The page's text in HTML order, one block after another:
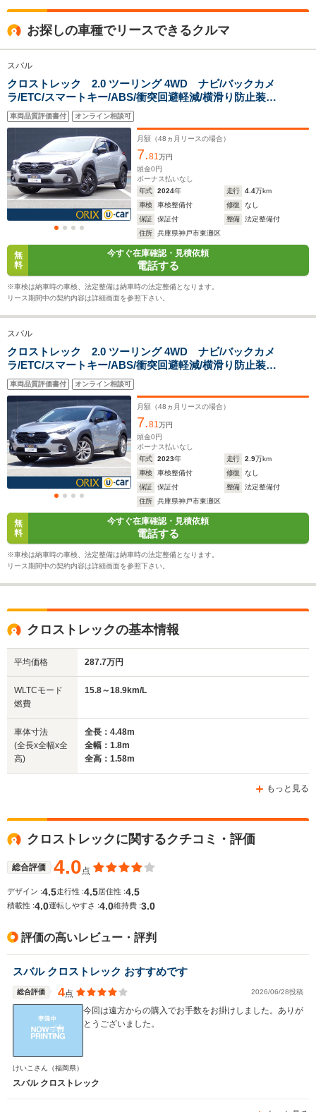
サイズ
WLTCモード
燃費
駆動方式
全高
1.55m～1.57m
全幅
1.82m
4.74m～4.77m
ホイールベース
-m
13.6～19.0km/L
└市街地:10.0～
└郊外:14.5～
└高速道路:15.3～
19.7km/L
4WD
全高
1.55m～1.58m
全幅
1.8m
13.3～15.0km/L
└市街地:9.6～
└郊外:13.9～
4WD
13.6～
お探しの車種でリースできるクルマ
スバル
クロストレック 2.0 ツーリング 4WD ナビ/バックカメ
ラ/ETC/スマートキー/ABS/衝突回避軽減/横滑り防止装
置/PS/PW
車両品質評価書付 オンライン相談可
月額（48 ヵ月リースの場合）
7.81万円
頭金0円
ボーナス払いなし
年式
2024年 走行 4.4万km
車検
車検整備付 修復
なし
保証
保証付 整備
法定整備付
住所
兵庫県神戸市東灘区
無
料
今すぐ在庫確認・見積依頼
電話する
※車検は納車時の車検、法定整備は納車時の法定整備となります。
リース期間中の契約内容は詳細画面を参照下さい。
スバル
クロストレック 2.0 ツーリング 4WD ナビ/バックカメ
ラ/ETC/スマートキー/ABS/衝突回避軽減/横滑り防止装
置/PS/PW
車両品質評価書付 オンライン相談可
月額（48 ヵ月リースの場合）
7.81万円
頭金0円
ボーナス払いなし
年式
2023年 走行 2.9万km
車検
車検整備付 修復
なし
保証
保証付 整備
法定整備付
住所
兵庫県神戸市東灘区
無
料
今すぐ在庫確認・見積依頼
電話する
※車検は納車時の車検、法定整備は納車時の法定整備となります。
リース期間中の契約内容は詳細画面を参照下さい。
クロストレックの基本情報
平均価格 287.7万円
WLTCモード
燃費
15.8～18.9km/L
車体寸法
(全長x全幅x全
高)
全長：4.48m
全幅：1.8m
全高：1.58m
もっと見る
クロストレックに関するクチコミ・評価
総合評価 4.0点
デザイン :4.5走行性 :4.5 居住性 :4.5
積載性 :4.0運転しやすさ :4.0維持費 :3.0
評価の高いレビュー・評判
スバル クロストレック おすすめです
総合評価 4点 2026/06/28投稿
今回は遠方からの購入でお手数をお掛けしました。ありが
とうございました。
けいこさん （福岡県）
スバル クロストレック